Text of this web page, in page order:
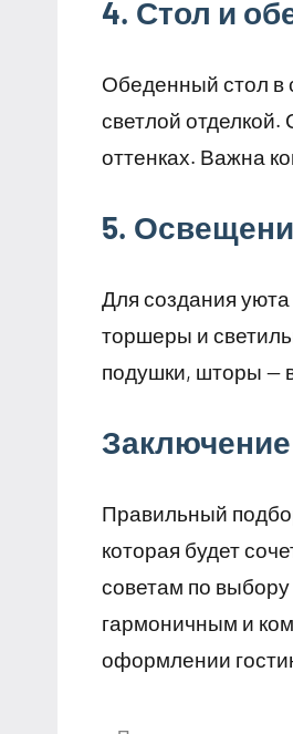
4. Стол и
Обеденный стол в
светлой
оттенках. Важна
5.
Для создания
торшеры и
подушки, шторы —
Заключение
Правильный
которая будет
советам по
гармоничным и
оформлении